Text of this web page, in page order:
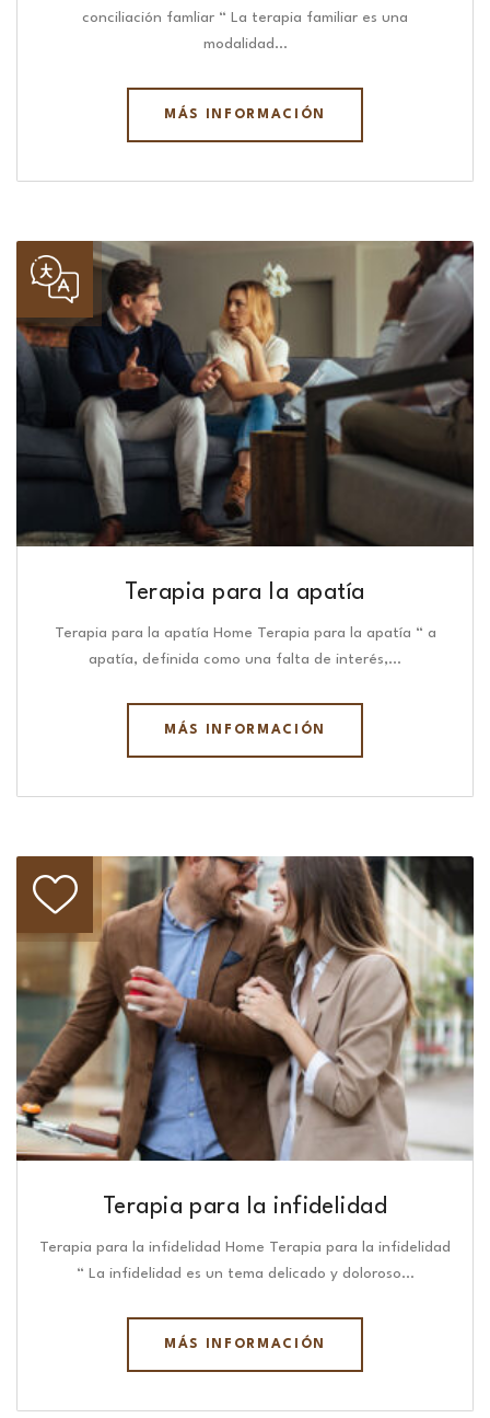
conciliación famliar “ La terapia familiar es una
modalidad…
MÁS INFORMACIÓN
Terapia para la apatía
Terapia para la apatía Home Terapia para la apatía “ a
apatía, definida como una falta de interés,…
MÁS INFORMACIÓN
Terapia para la infidelidad
Terapia para la infidelidad Home Terapia para la infidelidad
“ La infidelidad es un tema delicado y doloroso…
MÁS INFORMACIÓN